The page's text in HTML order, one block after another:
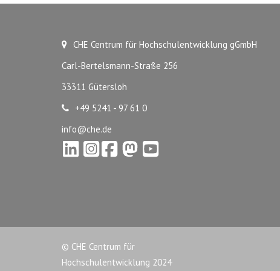
CHE Centrum für Hochschulentwicklung gGmbH
Carl-Bertelsmann-Straße 256
33311 Gütersloh
+49 5241 - 97 61 0
info@che.de
© CHE Centrum für
Hochschulentwicklung 2024